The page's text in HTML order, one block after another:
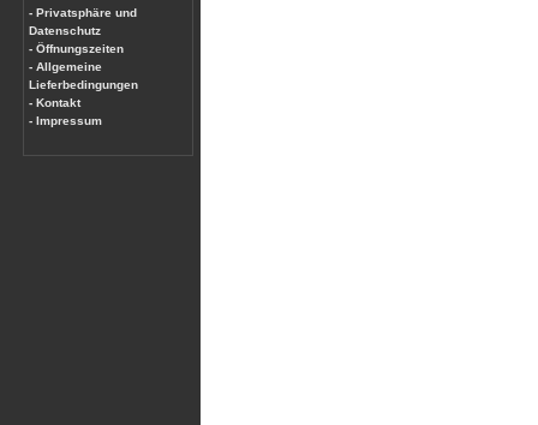
- Privatsphäre und
Datenschutz
- Öffnungszeiten
- Allgemeine
Lieferbedingungen
- Kontakt
- Impressum